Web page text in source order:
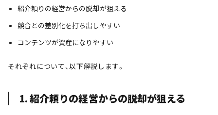
紹介頼りの経営からの脱却が狙える
競合との差別化を打ち出しやすい
コンテンツが資産になりやすい
それぞれについて、以下解説します。
1. 紹介頼りの経営からの脱却が狙える